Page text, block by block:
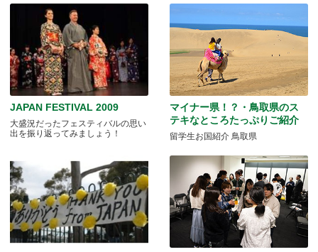
JAPAN FESTIVAL 2009
大盛況だったフェスティバルの思い
出を振り返ってみましょう！
マイナー県！？・鳥取県のス
テキなところたっぷりご紹介
留学生お国紹介 鳥取県